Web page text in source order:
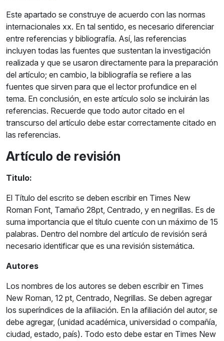
Este apartado se construye de acuerdo con las normas
internacionales xx. En tal sentido, es necesario diferenciar
entre referencias y bibliografía. Así, las referencias
incluyen todas las fuentes que sustentan la investigación
realizada y que se usaron directamente para la preparación
del artículo; en cambio, la bibliografía se refiere a las
fuentes que sirven para que el lector profundice en el
tema. En conclusión, en este artículo solo se incluirán las
referencias. Recuerde que todo autor citado en el
transcurso del artículo debe estar correctamente citado en
las referencias.
Artículo de revisión
Titulo:
El Título del escrito se deben escribir en Times New
Roman Font, Tamaño 28pt, Centrado, y en negrillas. Es de
suma importancia que el título cuente con un máximo de 15
palabras. Dentro del nombre del artículo de revisión será
necesario identificar que es una revisión sistemática.
Autores
Los nombres de los autores se deben escribir en Times
New Roman, 12 pt, Centrado, Negrillas. Se deben agregar
los superíndices de la afiliación. En la afiliación del autor, se
debe agregar, (unidad académica, universidad o compañía,
ciudad, estado, país). Todo esto debe estar en Times New